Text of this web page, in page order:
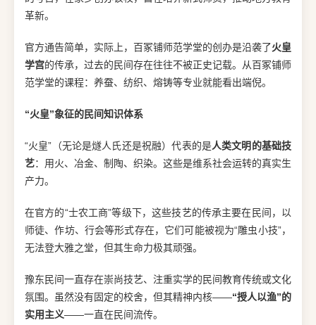
革新。
官方通告简单，实际上，百冢铺师范学堂的创办是沿袭了火皇
学宫的传承，过去的民间存在往往不被正史记载。从百冢铺师
范学堂的课程：养蚕、纺织、熔铸等专业就能看出端倪。
“火皇”象征的民间知识体系
“火皇”（无论是燧人氏还是祝融）代表的是人类文明的基础技
艺：用火、冶金、制陶、织染。这些是维系社会运转的真实生
产力。
在官方的“士农工商”等级下，这些技艺的传承主要在民间，以
师徒、作坊、行会等形式存在，它们可能被视为“雕虫小技”，
无法登大雅之堂，但其生命力极其顽强。
豫东民间一直存在崇尚技艺、注重实学的民间教育传统或文化
氛围。虽然没有固定的校舍，但其精神内核——“授人以渔”的
实用主义——一直在民间流传。